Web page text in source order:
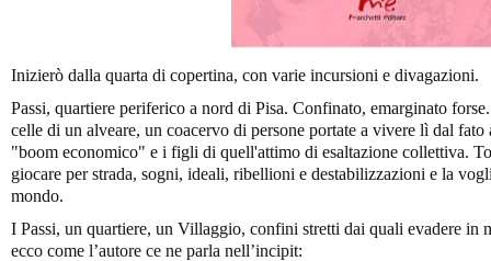
Inizierò dalla quarta di copertina, con varie incursioni e divagazioni.
Passi, quartiere periferico a nord di Pisa. Confinato, emarginato
celle di un alveare, un coacervo di persone portate a vivere lì dal
"boom economico" e i figli di quell'attimo di esaltazione collettiva.
giocare per strada, sogni, ideali, ribellioni e destabilizzazioni e la
mondo.
I Passi, un quartiere, un Villaggio, confini stretti dai quali evadere in
ecco come l’autore ce ne parla nell’incipit: